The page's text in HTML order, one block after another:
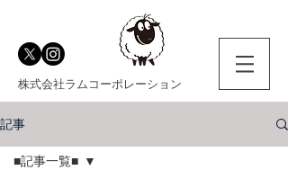
株式会社ラムコーポレーション
記事
■記事一覧■